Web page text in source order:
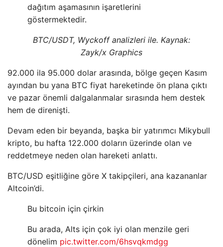
dağıtım aşamasının işaretlerini
göstermektedir.
BTC/USDT, Wyckoff analizleri ile. Kaynak:
Zayk/x Graphics
92.000 ila 95.000 dolar arasında, bölge geçen Kasım
ayından bu yana BTC fiyat hareketinde ön plana çıktı
ve pazar önemli dalgalanmalar sırasında hem destek
hem de direnişti.
Devam eden bir beyanda, başka bir yatırımcı Mikybull
kripto, bu hafta 122.000 doların üzerinde olan ve
reddetmeye neden olan hareketi anlattı.
BTC/USD eşitliğine göre X takipçileri, ana kazananlar
Altcoin’di.
Bu bitcoin için çirkin
Bu arada, Alts için çok iyi olan menzile geri
dönelim pic.twitter.com/6hsvqkmdgg